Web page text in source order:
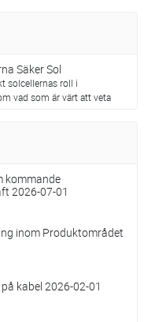
Säker Sol
solcellernas roll i
vad som är värt att veta
kommande
2026-07-01
inom Produktområdet
kabel 2026-02-01